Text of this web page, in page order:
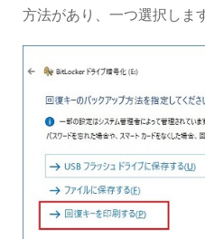
方法があり、一つ選択しま